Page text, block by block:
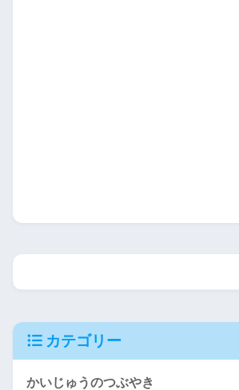
カテゴリー
かいじゅうのつぶやき